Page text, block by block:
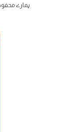
ہمارے